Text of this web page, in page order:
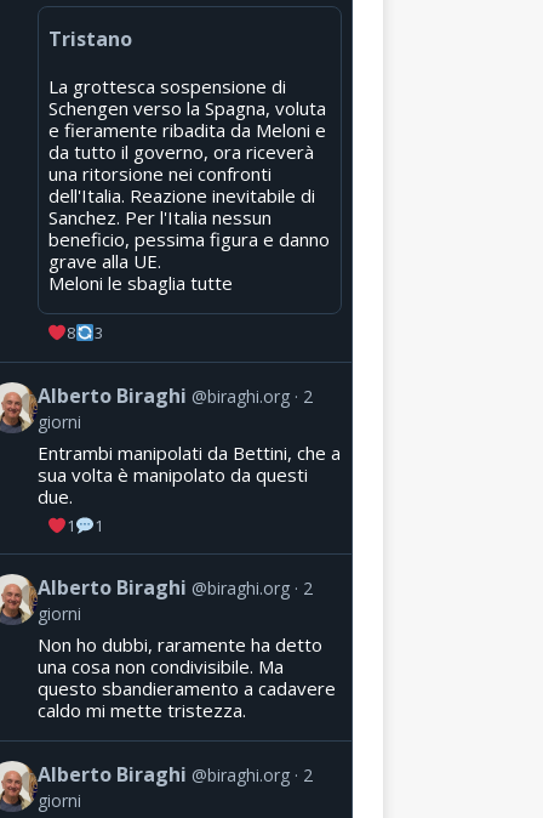
Tristano
La grottesca sospensione di
Schengen verso la Spagna, voluta
e fieramente ribadita da Meloni e
da tutto il governo, ora riceverà
una ritorsione nei confronti
dell'Italia. Reazione inevitabile di
Sanchez. Per l'Italia nessun
beneficio, pessima figura e danno
grave alla UE.
Meloni le sbaglia tutte
8 3
Alberto Biraghi @biraghi.org
2
giorni
Entrambi manipolati da Bettini, che a
sua volta è manipolato da questi
due.
1 1
Alberto Biraghi @biraghi.org
2
giorni
Non ho dubbi, raramente ha detto
una cosa non condivisibile. Ma
questo sbandieramento a cadavere
caldo mi mette tristezza.
Alberto Biraghi @biraghi.org
2
giorni